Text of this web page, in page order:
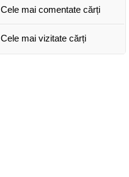
Cele mai comentate cărți
Cele mai vizitate cărți